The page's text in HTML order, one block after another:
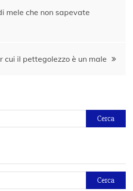
mele che non sapevate
cui il pettegolezzo è un male